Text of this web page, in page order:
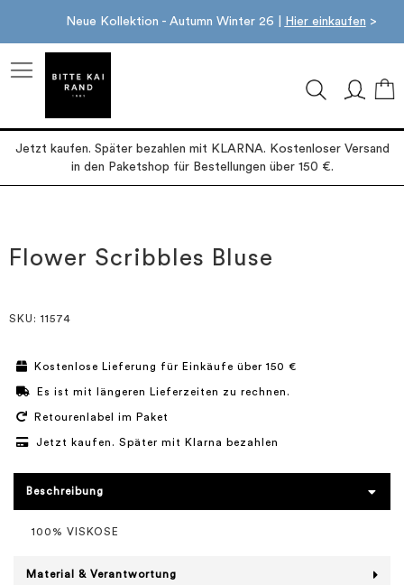
Neue Kollektion - Autumn Winter 26 | Hier einkaufen >
Jetzt kaufen. Später bezahlen mit KLARNA. Kostenloser Versand
in den Paketshop für Bestellungen über 150 €.
der
Bildgalerie
der
Bildgalerie
Flower Scribbles Bluse
SKU : 11574
Kostenlose Lieferung für Einkäufe über 150 €
Es ist mit längeren Lieferzeiten zu rechnen.
Retourenlabel im Paket
Jetzt kaufen. Später mit Klarna bezahlen
Beschreibung
100% VISKOSE
Material & Verantwortung